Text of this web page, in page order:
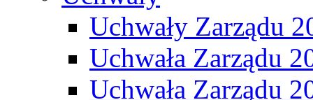
Uchwały Zarządu
Uchwała Zarządu
Uchwała Zarządu